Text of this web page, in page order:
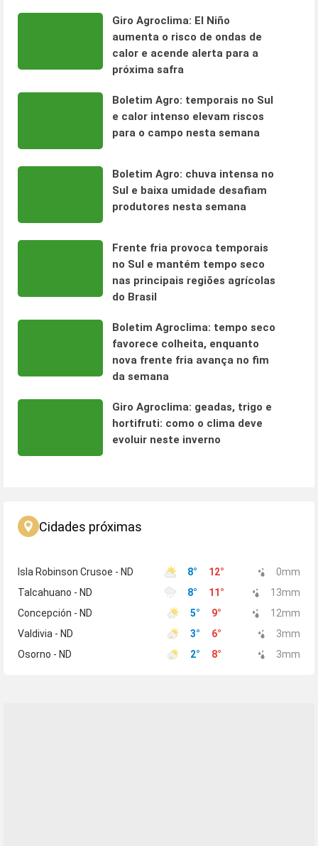
Giro Agroclima: El Niño
aumenta o risco de ondas de
calor e acende alerta para a
próxima safra
Boletim Agro: temporais no Sul
e calor intenso elevam riscos
para o campo nesta semana
Boletim Agro: chuva intensa no
Sul e baixa umidade desafiam
produtores nesta semana
Frente fria provoca temporais
no Sul e mantém tempo seco
nas principais regiões agrícolas
do Brasil
Boletim Agroclima: tempo seco
favorece colheita, enquanto
nova frente fria avança no fim
da semana
Giro Agroclima: geadas, trigo e
hortifruti: como o clima deve
evoluir neste inverno
Cidades próximas
Isla Robinson Crusoe - ND 8° 12° 0mm
Talcahuano - ND
8° 11 ° 13mm
Concepción - ND
5° 9° 12mm
Valdivia - ND
3° 6° 3mm
Osorno - ND
2° 8° 3mm